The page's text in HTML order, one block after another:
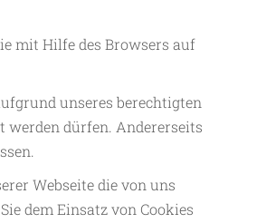
mit Hilfe des Browsers auf
unseres berechtigten
werden dürfen. Andererseits
Webseite die von uns
dem Einsatz von Cookies